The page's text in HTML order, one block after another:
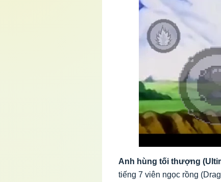
Anh hùng tối thượng
tiếng 7 viên ngọc rồng